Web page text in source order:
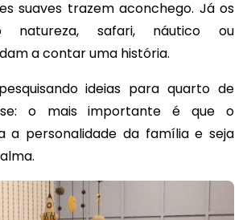
suaves trazem aconchego. Já os
natureza, safari, náutico ou
a contar uma história.
ideias para quarto de
se: o mais importante é que o
a personalidade da família e seja